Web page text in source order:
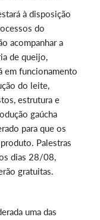
à disposição
do
acompanhar a
de queijo,
em funcionamento
do leite,
estrutura e
gaúcha
para que os
Palestras
dias 28/08,
gratuitas.
uma das